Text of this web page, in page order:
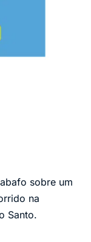
sobre um
na
Santo.